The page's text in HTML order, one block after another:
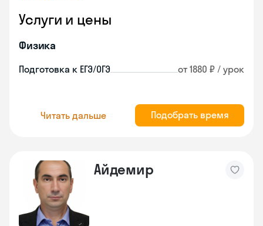
Услуги и цены
Физика
Подготовка к ЕГЭ/ОГЭ от 1880 ₽ / урок
Читать дальше Подобрать время
Айдемир